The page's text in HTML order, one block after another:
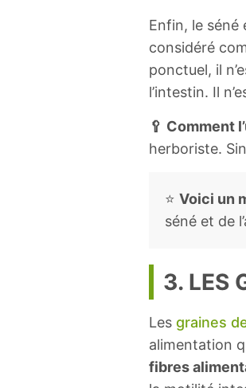
Enfin, le
considéré
ponctuel, il
l’intestin. Il
🥄 Comment
herboriste.
⭐ Voici un
séné et de
3. LES
Les graines
alimentation
fibres